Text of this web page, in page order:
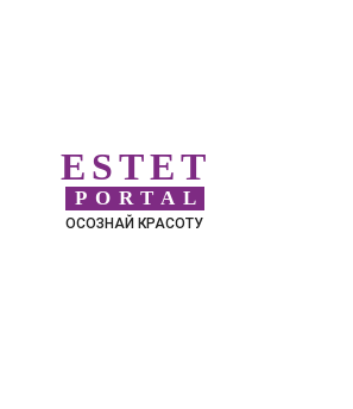
ESTET
PORTAL
ОСОЗНАЙ КРАСОТУ